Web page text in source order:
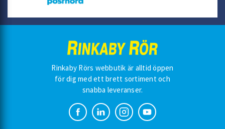
Rinkaby Rörs webbutik är alltid öppen
för dig med ett brett sortiment och
snabba leveranser.